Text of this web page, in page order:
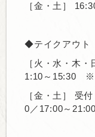
［金・土］
◆テイクアウト
［火・水・木
1:10～15:30 ※
［金・土］
受
0／17:00～21:00